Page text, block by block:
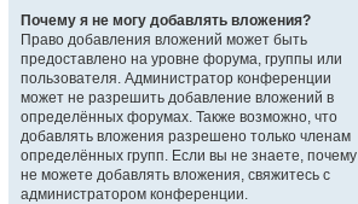
Почему я не могу добавлять вложения?
Право добавления вложений может быть
предоставлено на уровне форума, группы или
пользователя. Администратор конференции
может не разрешить добавление вложений в
определённых форумах. Также возможно, что
добавлять вложения разрешено только членам
определённых групп. Если вы не знаете, почему
не можете добавлять вложения, свяжитесь с
администратором конференции.